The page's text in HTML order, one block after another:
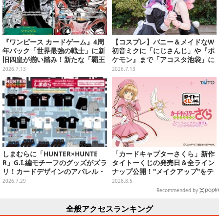
『ワンピース カードゲーム』4周
年パック「世界最強の戦士」に新
旧四皇が揃い踏み！新たな「覇王
色SP」のゾロ、ヤマトなど28枚も
の新カード一挙公開
2026.7.13
【コスプレ】バニー＆メイドなW
初音ミクに「にじさんじ」や『ポ
ケモン』まで「アコスタ池袋」に
集った美麗レイヤー13選【写真60
枚】
2026.7.13
しまむらに「HUNTER×HUNTE
R」G.I.編モチーフのグッズがズラ
リ！カードデザインのアパレル・
雑貨、ゴレイヌの「オレが3人分
2026.7.29
「カードキャプターさくら」新作
タイトーくじの発売日＆全ライン
ナップ公開！"メイクアップ"をテ
ーマに、日常でも使いたくなるア
イテムがズラリ
2026.8.5
Recommended by
全般アクセスランキング